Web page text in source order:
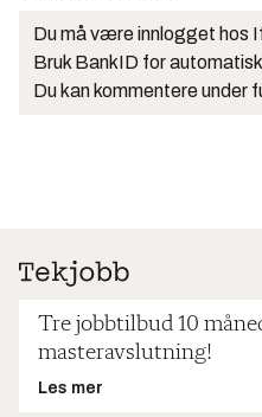
Du må være innlogget hos
Bruk BankID for
Du kan kommentere under
Tre jobbtilbud 10
masteravslutning!
Les mer